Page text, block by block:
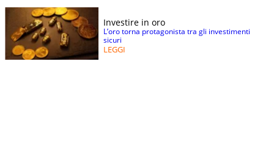
Investire in oro
L’oro torna protagonista tra gli investimenti
sicuri
LEGGI